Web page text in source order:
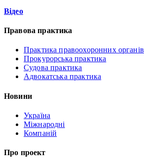
Відео
Правова практика
Практика правоохоронних органів
Прокурорська практика
Судова практика
Адвокатська практика
Новини
Україна
Міжнародні
Компаній
Про проект